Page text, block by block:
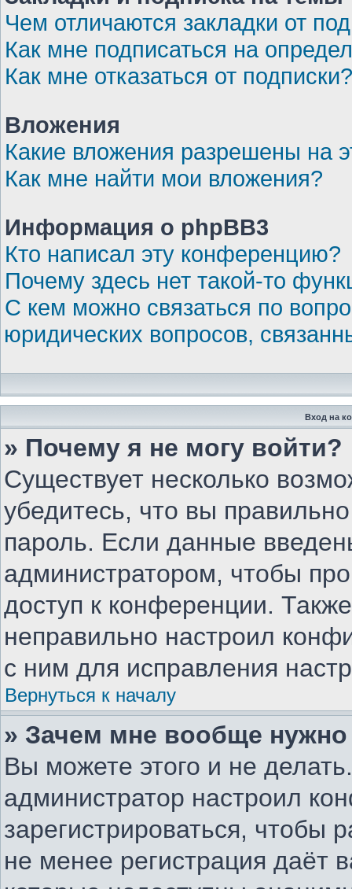
Чем отличаются закладки от
Как мне подписаться на
Как мне отказаться от подписки?
Вложения
Какие вложения разрешены на
Как мне найти мои вложения?
Информация о phpBB3
Кто написал эту конференцию?
Почему здесь нет такой-то
С кем можно связаться по
юридических вопросов,
Вход на
» Почему я не могу войти?
Существует несколько
убедитесь, что вы
пароль. Если данные
администратором, чтобы
доступ к конференции.
неправильно настроил
с ним для исправления
Вернуться к началу
» Зачем мне вообще нужно
Вы можете этого и не
администратор настроил
зарегистрироваться, чтобы
не менее регистрация даёт